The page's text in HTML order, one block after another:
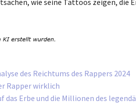
des Reichtums des Rappers 2024
Rapper wirklich
das Erbe und die Millionen des